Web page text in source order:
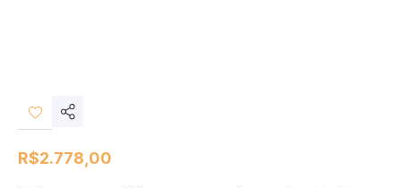
DesejosCompartilhar
R$2.778,00